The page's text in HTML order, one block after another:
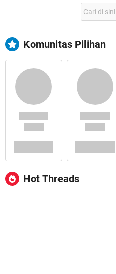
Komunitas Pilihan
Hot Threads